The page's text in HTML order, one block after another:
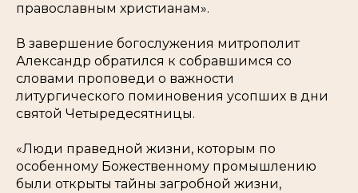
православным христианам».
В завершение богослужения митрополит
Александр обратился к собравшимся со
словами проповеди о важности
литургического поминовения усопших в дни
святой Четыредесятницы.
«Люди праведной жизни, которым по
особенному Божественному промышлению
были открыты тайны загробной жизни,